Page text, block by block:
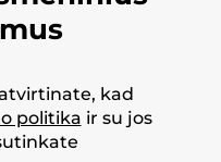
kad
politika ir su jos